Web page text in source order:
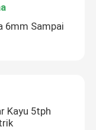
6mm Sampai
Kayu 5tph